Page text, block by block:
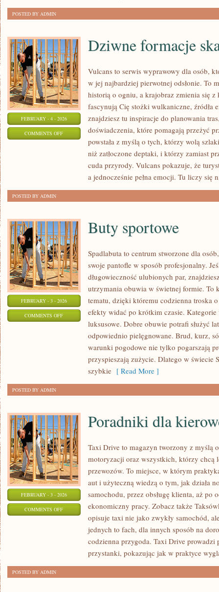
POSTED BY ADMIN
FEBRUARY - 4 - 2026
COMMENTS OFFON
FORMACJE
Dziwne formacje
Vulcans to serwis wyprawowy dla osób,
w jej najbardziej pierwotnej odsłonie. To
historią o ogniu, a krajobraz zmienia się z
fascynują Cię stożki wulkaniczne, źródła
znajdziesz tu inspiracje do planowania
doświadczenia, które pomagają przeżyć
powstała z myślą o tych, którzy wolą
niż zatłoczone deptaki, i którzy zamiast
cuda przyrody. Vulcans pokazuje, że
a jednocześnie pełna emocji. Tu liczy się
POSTED BY ADMIN
FEBRUARY - 3 - 2026
COMMENTS OFFON
SPORTOWE
Buty sportowe
Spadlabuta to centrum stworzone dla
swoje pantofle w sposób profesjonalny.
długowieczność ulubionych par,
utrzymania obuwia w świetnej formie. To
tematu, dzięki któremu codzienna troska
efekty widać po krótkim czasie. Kategorie
luksusowe. Dobre obuwie potrafi służyć
odpowiednio pielęgnowane. Brud, kurz,
warunki pogodowe nie tylko pogarszają
przyspieszają zużycie. Dlatego w świecie
szybkie [ Read More ]
POSTED BY ADMIN
FEBRUARY - 3 - 2026
COMMENTS OFFON
PORADNIKI
KIEROWCÓW
Poradniki dla
Taxi Drive to magazyn tworzony z myślą
motoryzacji oraz wszystkich, którzy chcą
przewozów. To miejsce, w którym
aut i użyteczną wiedzą o tym, jak działa
samochodu, przez obsługę klienta, aż po
ekonomiczny pracy. Zobacz także
opisuje taxi nie jako zwykły samochód,
jednych to fach, dla innych sposób na
codzienna przygoda. Taxi Drive
przystanki, pokazując jak w praktyce
POSTED BY ADMIN